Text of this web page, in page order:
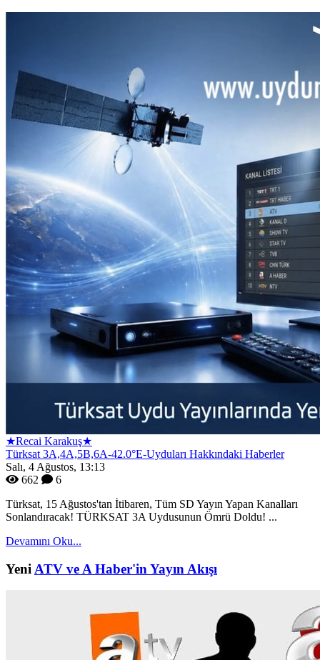
★Recai Karakuş★
Türksat 3A,4A,5B,6A-42.0°E-Uyduları Hakkındaki Haberler
Salı, 4 Ağustos, 13:13
662
6
Türksat, 15 Ağustos'tan İtibaren, Tüm SD Yayın Yapan Kanalları
Sonlandıracak! TÜRKSAT 3A Uydusunun Ömrü Doldu! ...
Devamını Oku...
Yeni ATV ve A Haber'in Yayın Akışı